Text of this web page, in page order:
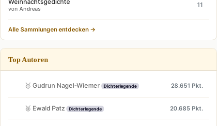
von Andreas
11
Alle Sammlungen entdecken →
Top Autoren
🥇 Gudrun Nagel-Wiemer Dichterlegende 28.651 Pkt.
🥈 Ewald Patz Dichterlegende 20.685 Pkt.